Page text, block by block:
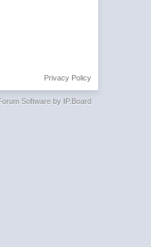
Privacy Policy
Software by IP.Board